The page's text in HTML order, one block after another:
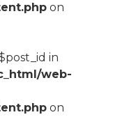
on
in
web-
on